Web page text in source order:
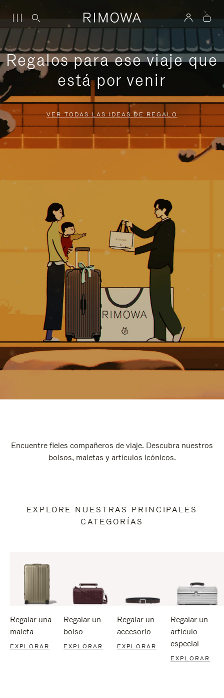
Regalos para ese viaje que
está por venir
VER TODAS LAS IDEAS DE REGALO
Encuentre fieles compañeros de viaje. Descubra nuestros
bolsos, maletas y artículos icónicos.
EXPLORE NUESTRAS PRINCIPALES
CATEGORÍAS
Regalar una
maleta
EXPLORAR
Regalar un
bolso
EXPLORAR
Regalar un
accesorio
EXPLORAR
Regalar un
artículo
especial
EXPLORAR